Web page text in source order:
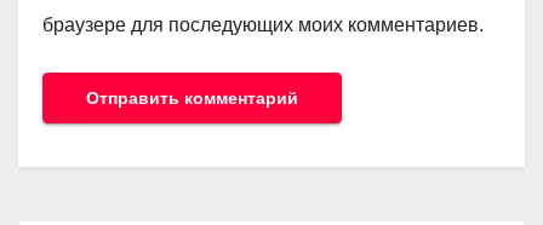
браузере для последующих моих комментариев.